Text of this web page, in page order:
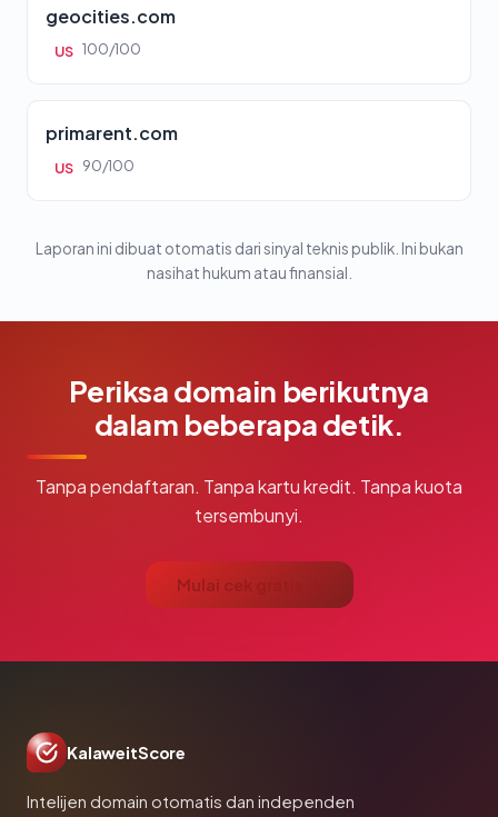
geocities.com
US 100/100
primarent.com
US 90/100
Laporan ini dibuat otomatis dari sinyal teknis publik. Ini bukan
nasihat hukum atau finansial.
Periksa domain berikutnya
dalam beberapa detik.
Tanpa pendaftaran. Tanpa kartu kredit. Tanpa kuota
tersembunyi.
Mulai cek gratis →
KalaweitScore
Intelijen domain otomatis dan independen